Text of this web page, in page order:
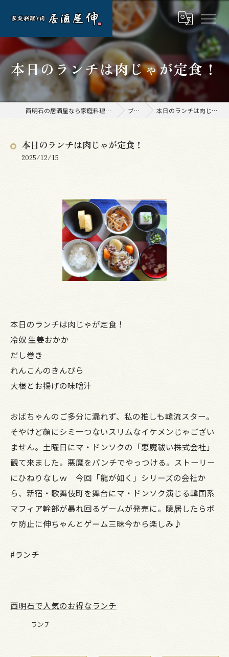
本日のランチは肉じゃが定食！
西明石の居酒屋なら家庭料理と肉 居酒屋 伸 ブログ 本日のランチは肉じゃが定食！
本日のランチは肉じゃが定食！
2025/12/15
本日のランチは肉じゃが定食！
冷奴 生姜おかか
だし巻き
れんこんのきんぴら
大根とお揚げの味噌汁
おばちゃんのご多分に漏れず、私の推しも韓流スター。
そやけど顔にシミ一つないスリムなイケメンじゃござい
ません。土曜日にマ・ドンソクの「悪魔祓い株式会社」
観て来ました。悪魔をパンチでやっつける。ストーリー
にひねりなしｗ 今回「龍が如く」シリーズの会社か
ら、新宿・歌舞伎町を舞台にマ・ドンソク演じる韓国系
マフィア幹部が暴れ回るゲームが発売に。隠居したらボ
ケ防止に伸ちゃんとゲーム三昧今から楽しみ♪
#ランチ
西明石で人気のお得なランチ
ランチ